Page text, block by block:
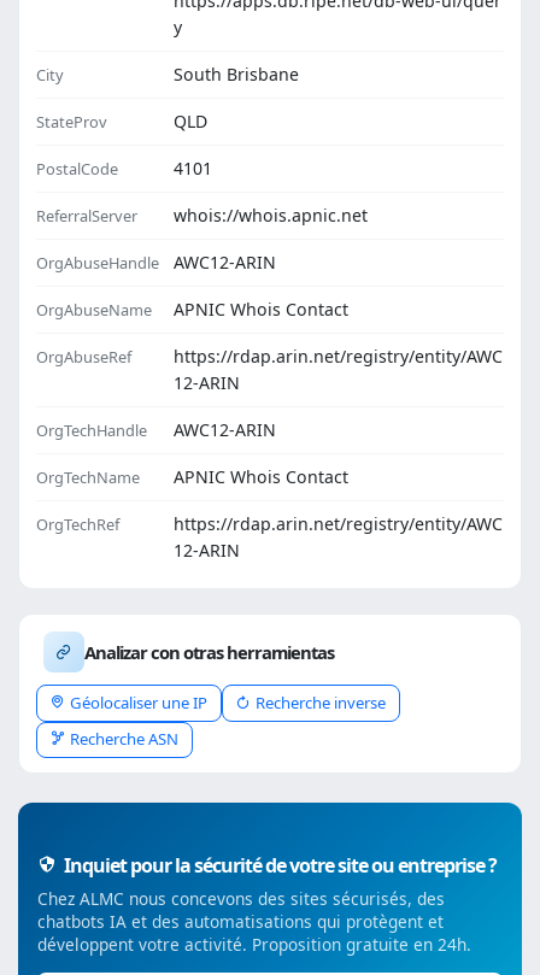
y
City South Brisbane
StateProv QLD
PostalCode 4101
ReferralServer whois://whois.apnic.net
OrgAbuseHandle AWC12-ARIN
OrgAbuseName APNIC Whois Contact
OrgAbuseRef
https://rdap.arin.net/registry/entity/AWC
12-ARIN
OrgTechHandle AWC12-ARIN
OrgTechName APNIC Whois Contact
OrgTechRef
https://rdap.arin.net/registry/entity/AWC
12-ARIN
Analizar con otras herramientas
Géolocaliser une IP
Recherche inverse
Recherche ASN
Inquiet pour la sécurité de votre site ou entreprise ?
Chez ALMC nous concevons des sites sécurisés, des
chatbots IA et des automatisations qui protègent et
développent votre activité. Proposition gratuite en 24h.